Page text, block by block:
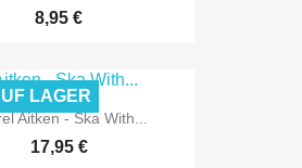
8,95 €
Aitken - Ska With...
17,95 €
LAGER